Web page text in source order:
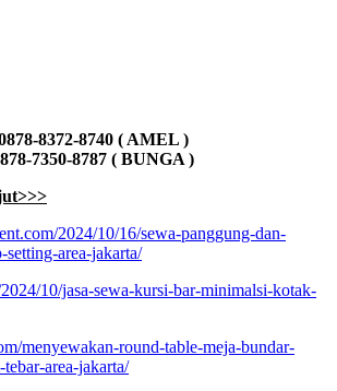
8372-8740 ( AMEL )
7350-8787 ( BUNGA )
2024/10/16/sewa-panggung-dan-
setting-area-jakarta/
10/jasa-sewa-kursi-bar-minimalsi-kotak-
menyewakan-round-table-meja-bundar-
area-jakarta/